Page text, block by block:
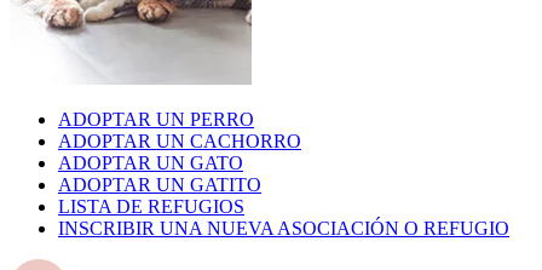
ADOPTAR UN PERRO
ADOPTAR UN CACHORRO
ADOPTAR UN GATO
ADOPTAR UN GATITO
LISTA DE REFUGIOS
INSCRIBIR UNA NUEVA ASOCIACIÓN O REFUGIO